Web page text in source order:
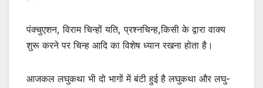
पंक्चुएशन, विराम चिन्हों यति, प्रश्नचिन्ह,किसी के द्वारा वाक्य
शुरू करने पर चिन्ह आदि का विशेष ध्यान रखना होता है।
आजकल लघुकथा भी दो भागों में बंटी हुई है लघुकथा और लघु-